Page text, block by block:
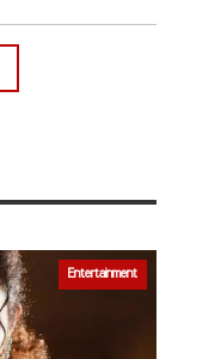
Entertainment